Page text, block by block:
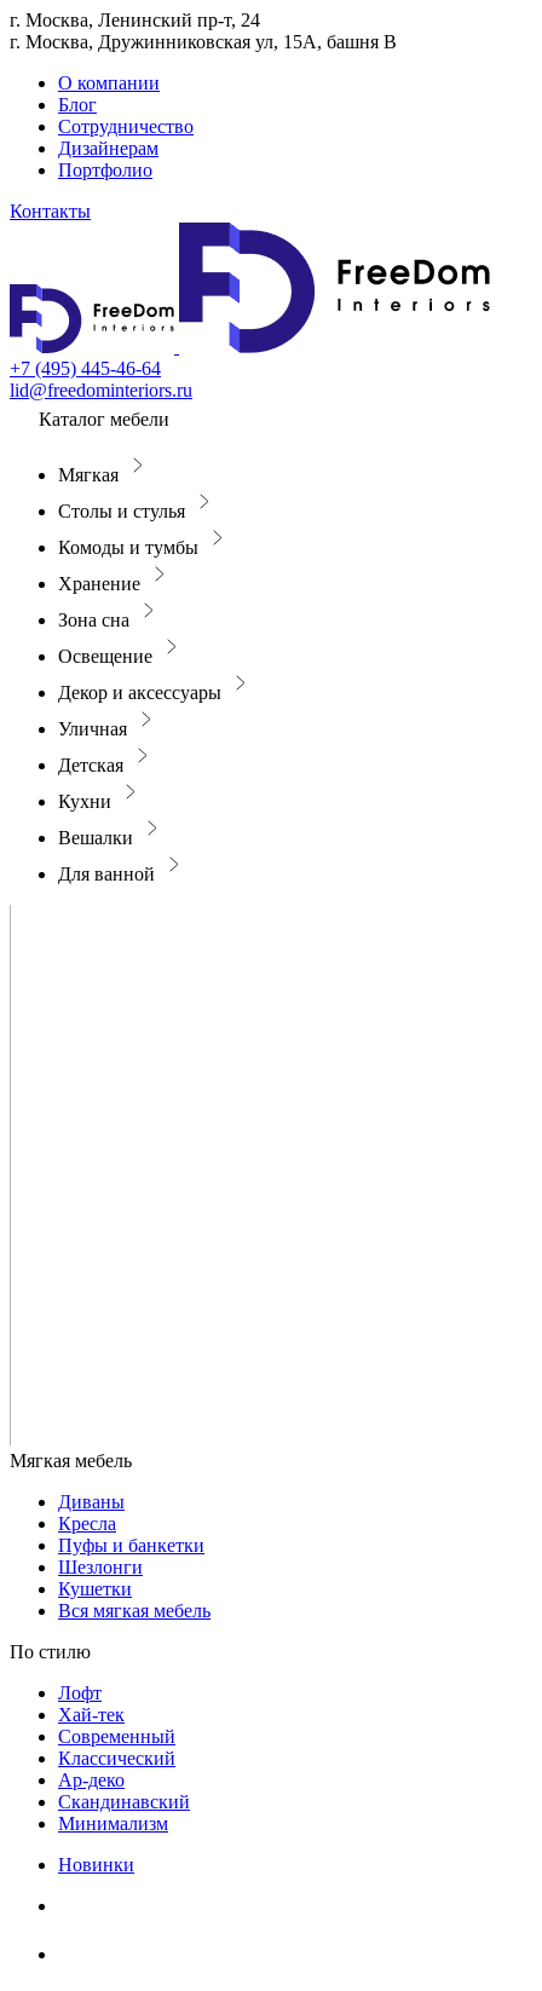
г. Москва, Ленинский пр-т, 24
г. Москва, Дружинниковская ул, 15А, башня В
О компании
Блог
Сотрудничество
Дизайнерам
Портфолио
Контакты
+7 (495) 445-46-64
lid@freedominteriors.ru
Каталог мебели
Мягкая
Столы и стулья
Комоды и тумбы
Хранение
Зона сна
Освещение
Декор и аксессуары
Уличная
Детская
Кухни
Вешалки
Для ванной
Диваны
Кресла
Пуфы и банкетки
Шезлонги
Кушетки